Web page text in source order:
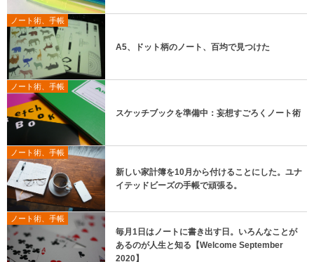
ノート術、手帳
A5、ドット柄のノート、百均で見つけた
ノート術、手帳
スケッチブックを準備中：妄想すごろくノート術
ノート術、手帳
新しい家計簿を10月から付けることにした。ユナ
イテッドビーズの手帳で頑張る。
ノート術、手帳
毎月1日はノートに書き出す日。いろんなことが
あるのが人生と知る【Welcome September
2020】